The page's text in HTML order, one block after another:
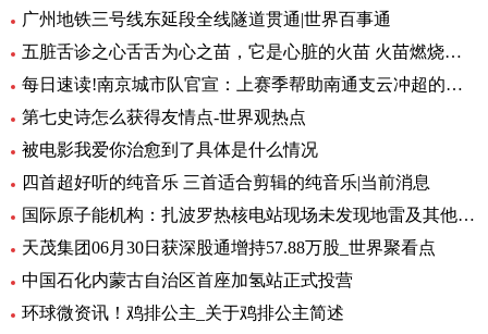
广州地铁三号线东延段全线隧道贯通|世界百事通
五脏舌诊之心舌舌为心之苗，它是心脏的火苗 火苗燃烧的时候，你会发
每日速读!南京城市队官宣：上赛季帮助南通支云冲超的特拉奥雷加盟
第七史诗怎么获得友情点-世界观热点
被电影我爱你治愈到了具体是什么情况
四首超好听的纯音乐 三首适合剪辑的纯音乐|当前消息
国际原子能机构：扎波罗热核电站现场未发现地雷及其他爆炸物
天茂集团06月30日获深股通增持57.88万股_世界聚看点
中国石化内蒙古自治区首座加氢站正式投营
环球微资讯！鸡排公主_关于鸡排公主简述